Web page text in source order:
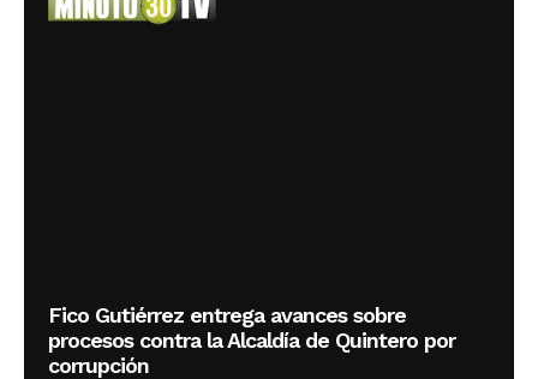
Fico Gutiérrez entrega avances sobre
procesos contra la Alcaldía de Quintero por
corrupción